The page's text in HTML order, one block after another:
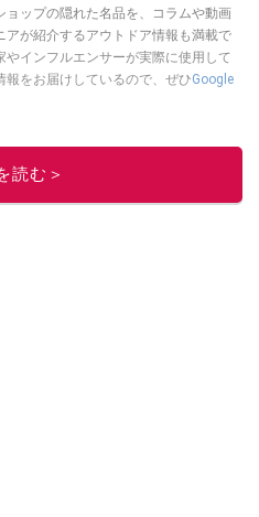
ョップの隠れた名品を、コラムや動画
が紹介するアウトドア情報も満載で
インフルエンサーが実際に使用して
報をお届けしているので、ぜひGoogle
読む＞